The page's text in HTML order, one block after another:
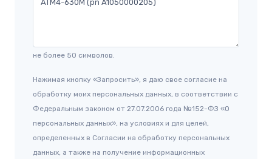
не более 50 символов.
Нажимая кнопку «Запросить», я даю свое согласие на
обработку моих персональных данных, в соответствии с
Федеральным законом от 27.07.2006 года №152-ФЗ «О
персональных данных», на условиях и для целей,
определенных в Согласии на обработку персональных
данных, а также на получение информационных